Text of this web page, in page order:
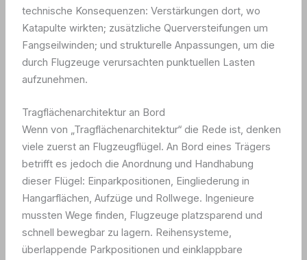
technische Konsequenzen: Verstärkungen dort, wo
Katapulte wirkten; zusätzliche Querversteifungen um
Fangseilwinden; und strukturelle Anpassungen, um die
durch Flugzeuge verursachten punktuellen Lasten
aufzunehmen.
Tragflächenarchitektur an Bord
Wenn von „Tragflächenarchitektur“ die Rede ist, denken
viele zuerst an Flugzeugflügel. An Bord eines Trägers
betrifft es jedoch die Anordnung und Handhabung
dieser Flügel: Einparkpositionen, Eingliederung in
Hangarflächen, Aufzüge und Rollwege. Ingenieure
mussten Wege finden, Flugzeuge platzsparend und
schnell bewegbar zu lagern. Reihensysteme,
überlappende Parkpositionen und einklappbare